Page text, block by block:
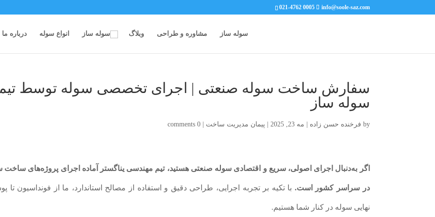
021-4762 0005 info@soole-saz.com
سوله ساز مشاوره و طراحی وبلاگ انواع سوله درباره ما
سفارش ساخت سوله صنعتی | اجرای تخصصی سوله توسط
سوله ساز
by فرخنده حسن زاده مه 23, 2025 پیمان مدیریت ساخت |
0 comments
اگر به‌دنبال اجرای اصولی، سریع و اقتصادی سوله صنعتی هستید، تیم مهندسی یناگستر آماده اجرای پروژه‌های ساخت
در سراسر کشور است. با تکیه بر تجربه اجرایی، طراحی دقیق و استفاده از مصالح استاندارد، ما از فونداسیون تا
نهایی سوله در کنار شما هستیم.